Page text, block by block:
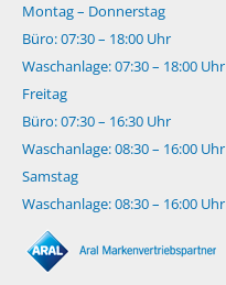
Montag – Donnerstag
Büro: 07:30 – 18:00 Uhr
Waschanlage: 07:30 – 18:00 Uhr
Freitag
Büro: 07:30 – 16:30 Uhr
Waschanlage: 08:30 – 16:00 Uhr
Samstag
Waschanlage: 08:30 – 16:00 Uhr